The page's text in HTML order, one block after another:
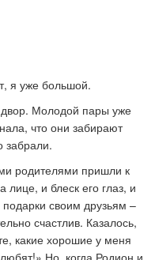
я уже большой.
Молодой пары уже
что они забирают
забрали.
родителями пришли к
лице, и блеск его глаз, и
своим друзьям –
счастлив. Казалось,
какие хорошие у меня
Но, когда Родион и